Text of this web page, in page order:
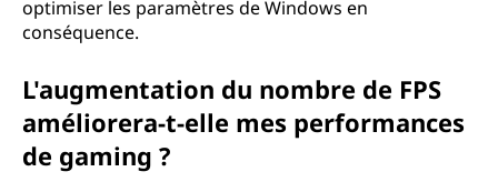
optimiser les paramètres de Windows en
conséquence.
L'augmentation du nombre de FPS
améliorera-t-elle mes performances
de gaming ?